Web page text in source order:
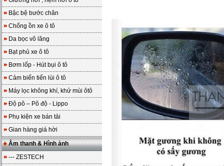
Bậc bệ bước chân
Chống ồn xe ô tô
Da bọc vô lăng
Bạt phủ xe ô tô
Bơm lốp - Hút bụi ô tô
Cảm biến tiến lùi ô tô
Máy lọc không khí, khử mùi ôtô
Độ pô – Pô độ - Lippo
Phụ kiện xe bán tải
Gian hàng giá hời
Âm thanh & Hình ảnh
--- ZESTECH